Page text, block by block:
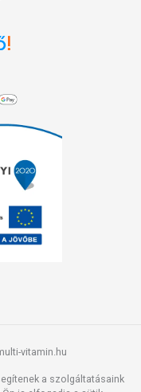
vitamin.hu
a szolgáltatásaink